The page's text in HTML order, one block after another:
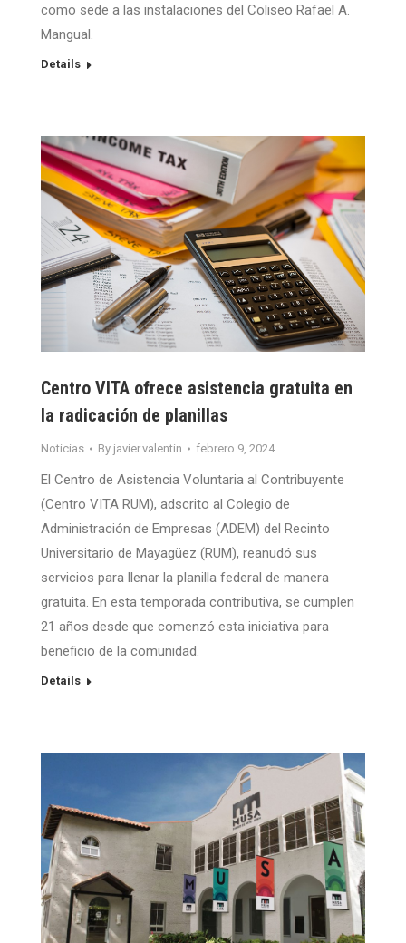
como sede a las instalaciones del Coliseo Rafael A.
Mangual.
Details
Centro VITA ofrece asistencia gratuita en
la radicación de planillas
Noticias By javier.valentin febrero 9, 2024
El Centro de Asistencia Voluntaria al Contribuyente
(Centro VITA RUM), adscrito al Colegio de
Administración de Empresas (ADEM) del Recinto
Universitario de Mayagüez (RUM), reanudó sus
servicios para llenar la planilla federal de manera
gratuita. En esta temporada contributiva, se cumplen
21 años desde que comenzó esta iniciativa para
beneficio de la comunidad.
Details